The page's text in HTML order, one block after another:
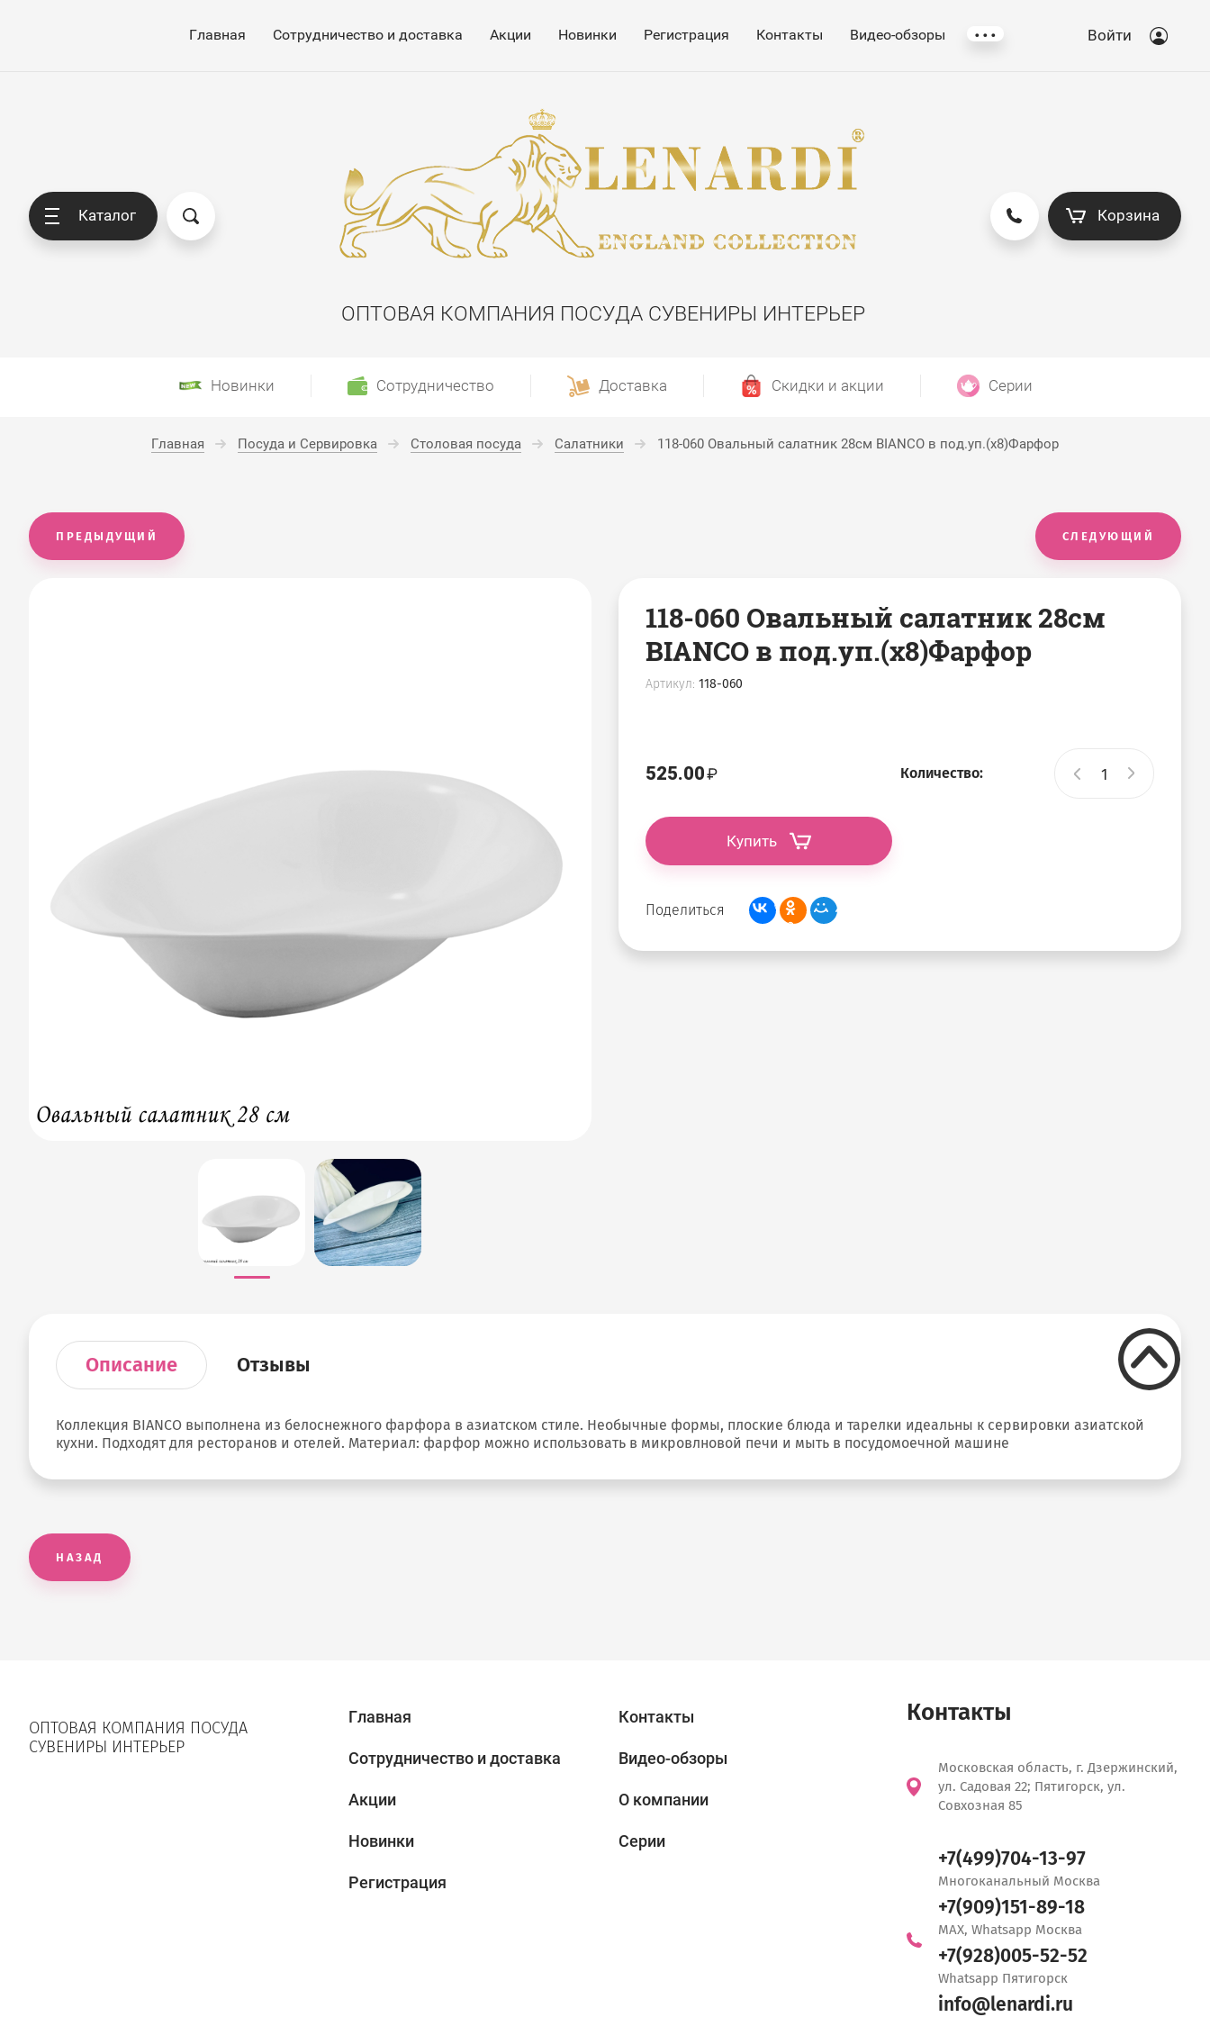
Главная Сотрудничество и доставка Акции Новинки Регистрация Контакты Видео-обзоры ... Войти
Каталог
ОПТОВАЯ КОМПАНИЯ ПОСУДА СУВЕНИРЫ ИНТЕРЬЕР
Корзина
Новинки Сотрудничество Доставка Скидки и акции Серии
Главная Посуда и Сервировка Столовая посуда Салатники 118-060 Овальный салатник 28см BIANCO в под.уп.(х8)Фарфор
ПРЕДЫДУЩИЙ СЛЕДУЮЩИЙ
118-060 Овальный салатник 28см
BIANCO в под.уп.(х8)Фарфор
Артикул: 118-060
525.00 Количество:
Купить
Поделиться
Описание Отзывы
Коллекция BIANCO выполнена из белоснежного фарфора в азиатском стиле. Необычные формы, плоские блюда и тарелки идеальны к сервировки азиатской
кухни. Подходят для ресторанов и отелей. Материал: фарфор можно использовать в микровлновой печи и мыть в посудомоечной машине
НАЗАД
ОПТОВАЯ КОМПАНИЯ ПОСУДА
СУВЕНИРЫ ИНТЕРЬЕР
Главная
Сотрудничество и доставка
Акции
Новинки
Регистрация
Контакты
Видео-обзоры
О компании
Серии
Контакты
Московская область, г. Дзержинский,
ул. Садовая 22; Пятигорск, ул.
Совхозная 85
+7(499)704-13-97
Многоканальный Москва
+7(909)151-89-18
MAX, Whatsapp Москва
+7(928)005-52-52
Whatsapp Пятигорск
info@lenardi.ru